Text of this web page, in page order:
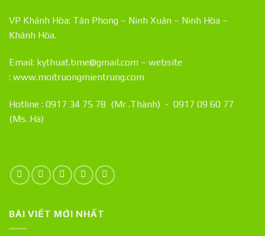
VP Khánh Hòa: Tân Phong – Ninh Xuân – Ninh Hòa –
Khánh Hòa.
Email: kythuat.bme@gmail.com – website
: www.moitruongmientrung.com
Hotline : 0917 34 75 78 (Mr .Thành) - 0917 09 60 77
(Ms. Hà)
BÀI VIẾT MỚI NHẤT